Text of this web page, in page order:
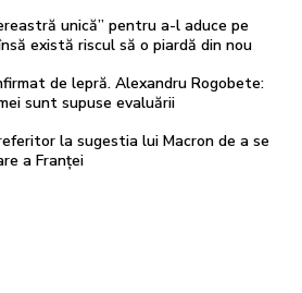
unică” pentru a-l aduce pe
există riscul să o piardă din nou
de lepră. Alexandru Rogobete:
sunt supuse evaluării
la sugestia lui Macron de a se
a Franței